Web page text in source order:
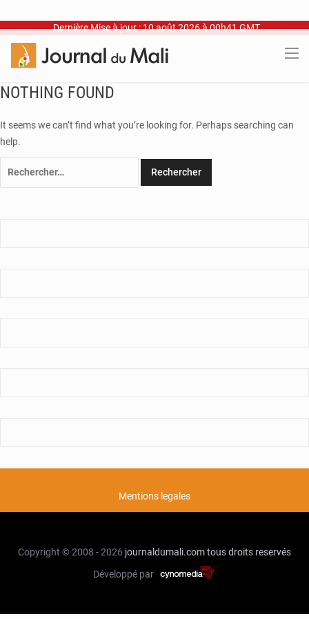
Dernière Mise à jour : 10 août 2026 à 00h41 GMT
NOTHING FOUND
It seems we can’t find what you’re looking for. Perhaps searching can
help.
Mentions legales
Copyright © 2008 - 2026 journaldumali.comtous droits reservés
Développé par